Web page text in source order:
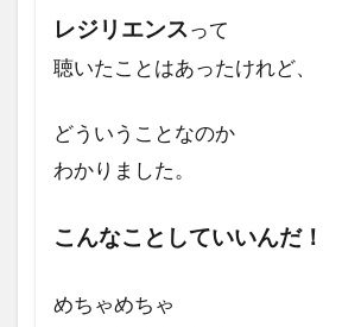
レジリエンスって
聴いたことはあったけれど、
どういうことなのか
わかりました。
こんなこと していいんだ！
めちゃめちゃ